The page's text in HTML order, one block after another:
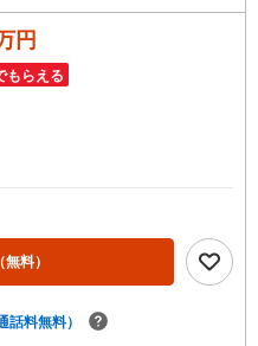
円
もらえる
（無料）
話料無料）